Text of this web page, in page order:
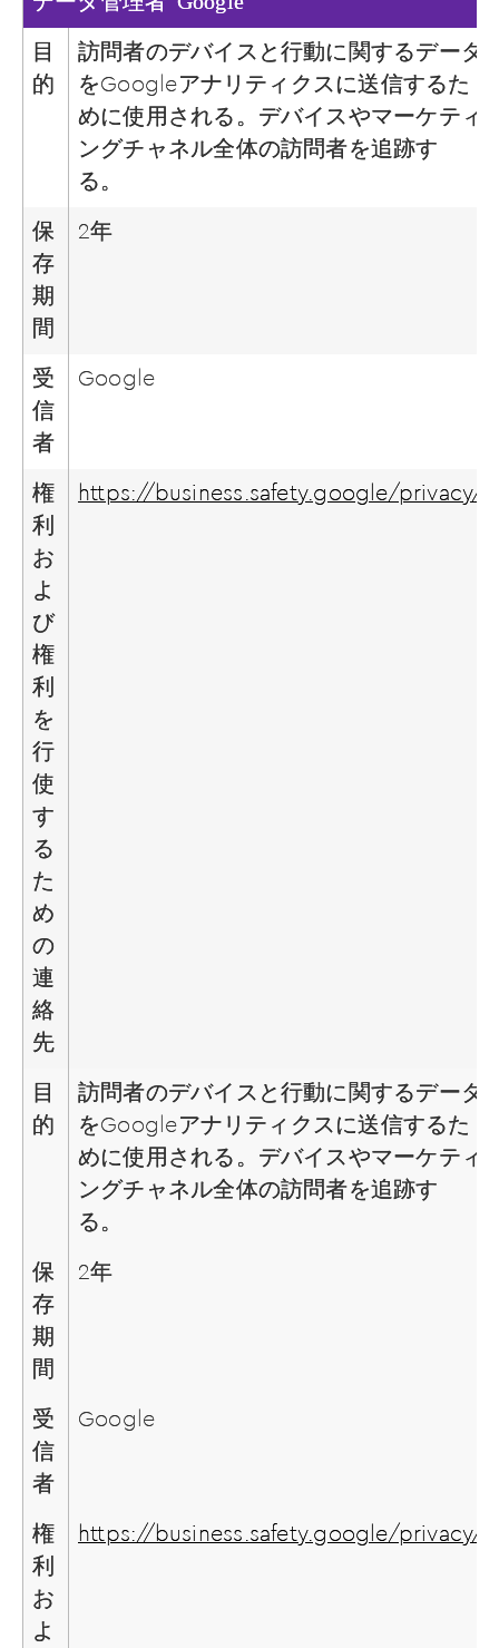
目
的
訪問者のデバイスと行動に関するデータ
をGoogleアナリティクスに送信するた
めに使用される。デバイスやマーケティ
ングチャネル全体の訪問者を追跡す
る。
保
存
期
間
2年
受
信
者
Google
権
利
お
よ
び
権
利
を
行
使
す
る
た
め
の
連
絡
先
https://business.safety.google/privacy/
目
的
訪問者のデバイスと行動に関するデータ
をGoogleアナリティクスに送信するた
めに使用される。デバイスやマーケティ
ングチャネル全体の訪問者を追跡す
る。
保
存
期
間
2年
受
信
者
Google
権
利
お
よ
https://business.safety.google/privacy/